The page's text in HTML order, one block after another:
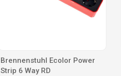
Brennenstuhl Ecolor Power
Strip 6 Way RD